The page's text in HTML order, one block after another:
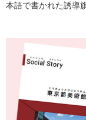
本語で書かれた誘導